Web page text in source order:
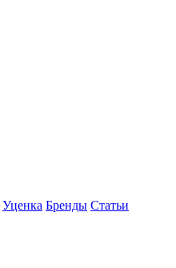
Уценка Бренды Статьи